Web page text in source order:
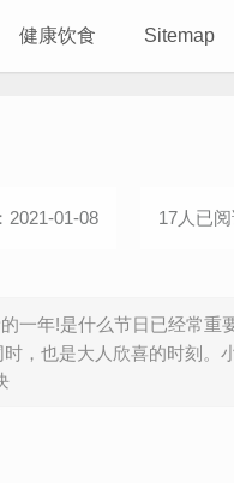
健康饮食 Sitemap
2021-01-08 17人已
年!是什么节日已经常重
，也是大人欣喜的时刻。